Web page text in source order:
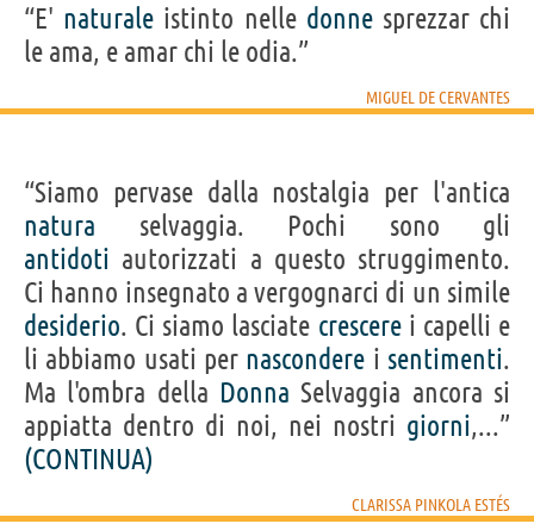
“E' naturale istinto nelle donnesprezzar chi
le ama, e amar chi le odia.”
MIGUEL DE CERVANTES
“Siamo pervase dalla nostalgia per l'antica
natura selvaggia. Pochi sono gli
antidoti autorizzati a questo struggimento.
Ci hanno insegnato a vergognarci di un simile
desiderio. Ci siamo lasciate crescerei capelli e
li abbiamo usati per nascondere i sentimenti.
Ma l'ombra della Donna Selvaggia ancora si
appiatta dentro di noi, nei nostri giorni,...”
(CONTINUA)
CLARISSA PINKOLA ESTÉS